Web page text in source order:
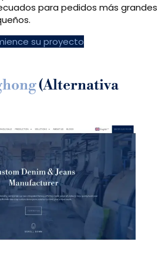
para pedidos más grandes
su proyecto
(Alternativa